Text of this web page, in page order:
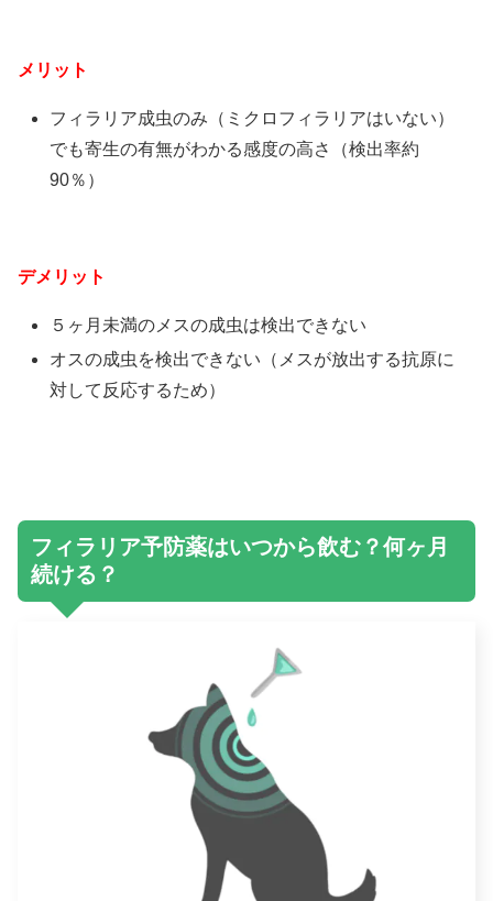
メリット
フィラリア成虫のみ（ミクロフィラリアはいない）
でも寄生の有無がわかる感度の高さ（検出率約
90％）
デメリット
５ヶ月未満のメスの成虫は検出できない
オスの成虫を検出できない（メスが放出する抗原に
対して反応するため）
フィラリア予防薬はいつから飲む？何ヶ月
続ける？